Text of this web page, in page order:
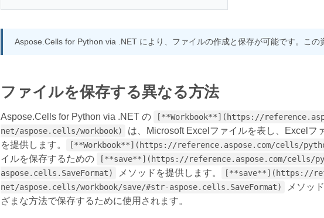
Aspose.Cells for Python via .NET により、ファイルの作成と保存が可能です。この
ファイルを保存する異なる方法
Aspose.Cells for Python via .NET の
[**Workbook**](https://
net/aspose.cells/workbook)
は、Microsoft Excelファイルを表し、Excelフ
を提供します。
[**Workbook**](https://reference.aspose.com/cells/
イルを保存するための
[**save**](https://reference.aspose.com/cells/
aspose.cells.SaveFormat)
メソッドを提供します。
[**save**](https://
net/aspose.cells/workbook/save/#str-aspose.cells.SaveFormat)
メソッ
ざまな方法で保存するために使用されます。